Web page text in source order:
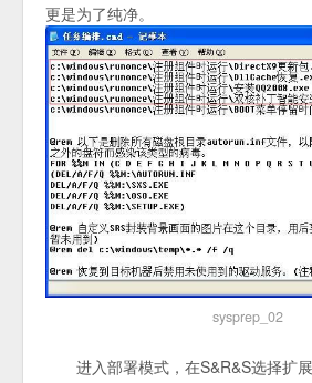
更是为了纯净。
sysprep_02
进入部署模式，在S&R&S选择扩